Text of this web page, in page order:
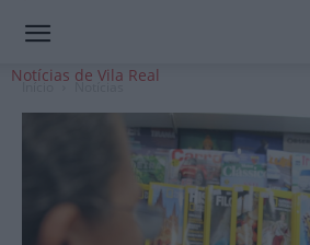
Notícias de Vila Real
Início Notícias